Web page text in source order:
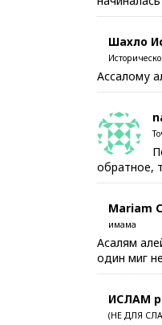
Шахло
Ассалому
обратное,
Mariam
имама
Асалям
один миг
ИСЛАМ
(НЕ ДЛЯ